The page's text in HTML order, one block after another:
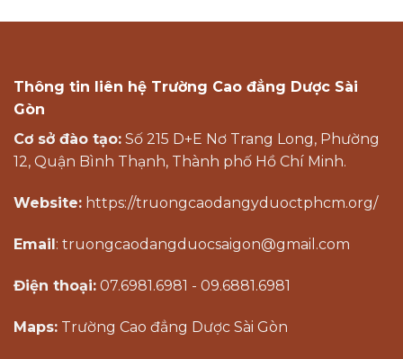
Thông tin liên hệ Trường Cao đẳng Dược Sài
Gòn
Cơ sở đào tạo: Số 215 D+E Nơ Trang Long, Phường
12, Quận Bình Thạnh, Thành phố Hồ Chí Minh.
Website: https://truongcaodangyduoctphcm.org/
Email: truongcaodangduocsaigon@gmail.com
Điện thoại: 07.6981.6981 - 09.6881.6981
Maps: Trường Cao đẳng Dược Sài Gòn